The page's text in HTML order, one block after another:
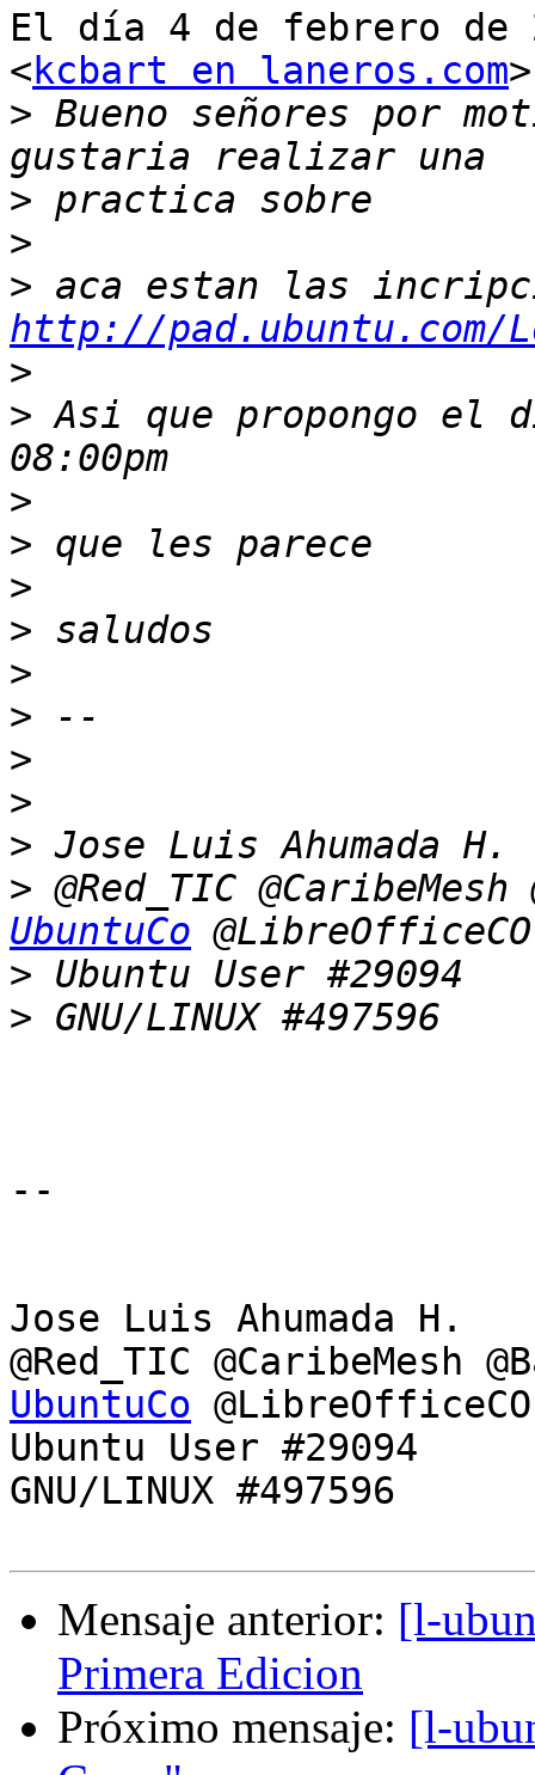
El día 4 de febrero de
<kcbart en laneros.com
> Bueno señores por
>
>
>
http://pad.ubuntu.com/
>
> Asi que propongo el
>
>
>
>
>
>
>
>
>
> @Red_TIC @CaribeMesh
UbuntuCo
>
>
--
Jose Luis Ahumada H.
@Red_TIC @CaribeMesh
UbuntuCo @LibreOfficeCO
Ubuntu User #29094
GNU/LINUX #497596
Mensaje anterior: [l-
Primera Edicion
Próximo mensaje: [l-